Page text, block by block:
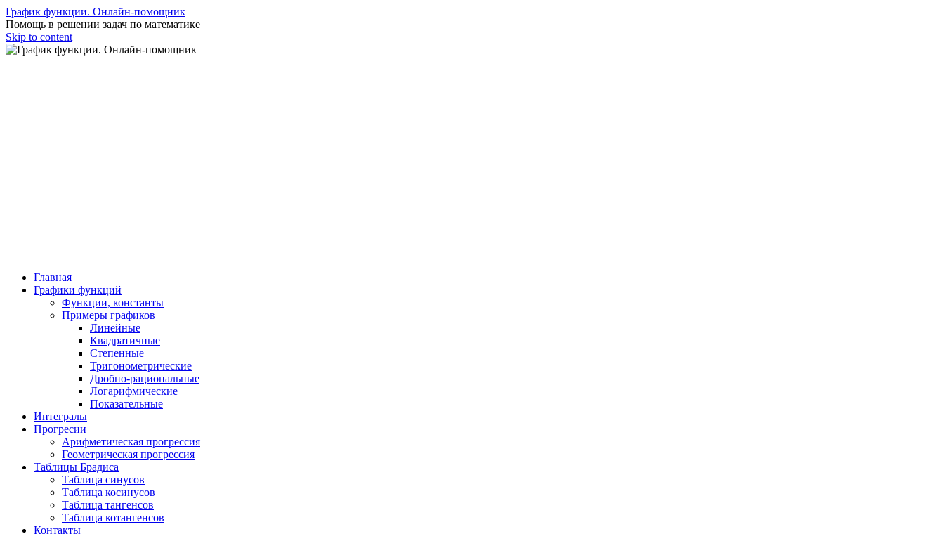
График функции. Онлайн-помощник
Помощь в решении задач по математике
Skip to content
Главная
Графики функций
Функции, константы
Примеры графиков
Линейные
Квадратичные
Степенные
Тригонометрические
Дробно-рациональные
Логарифмические
Показательные
Интегралы
Прогресии
Арифметическая прогрессия
Геометрическая прогрессия
Таблицы Брадиса
Таблица синусов
Таблица косинусов
Таблица тангенсов
Таблица котангенсов
Контакты